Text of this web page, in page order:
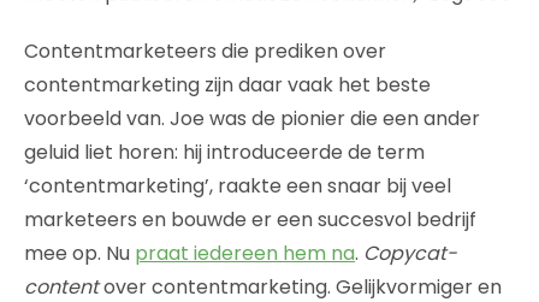
Contentmarketeers die prediken over
contentmarketing zijn daar vaak het beste
voorbeeld van. Joe was de pionier die een ander
geluid liet horen: hij introduceerde de term
‘contentmarketing’, raakte een snaar bij veel
marketeers en bouwde er een succesvol bedrijf
mee op. Nu praat iedereen hem na. Copycat-
contentover contentmarketing. Gelijkvormiger en